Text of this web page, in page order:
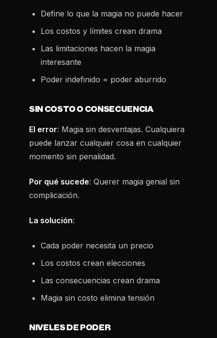
Define lo que la magia no puede hacer
Los costos y límites crean drama
Las limitaciones hacen la magia
interesante
Poder indefinido = poder aburrido
SIN COSTO O CONSECUENCIA
El error: Magia sin desventajas. Cualquiera
puede lanzar cualquier cosa en cualquier
momento sin penalidad.
Por qué sucede: Querer magia genial sin
complicación.
La solución:
Cada poder necesita un precio
Los costos crean elecciones
Las consecuencias crean drama
Magia sin costo elimina tensión
NIVELES DE PODER